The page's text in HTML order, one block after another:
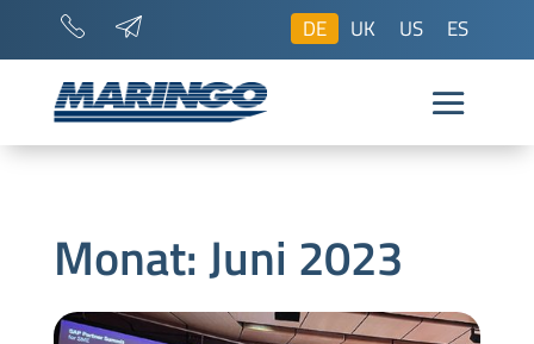
DE UK US ES
Monat:Juni 2023